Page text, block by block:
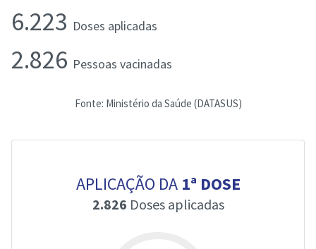
6.223 Doses aplicadas
2.826 Pessoas vacinadas
Fonte: Ministério da Saúde (DATASUS)
APLICAÇÃO DA 1ª DOSE
2.826 Doses aplicadas